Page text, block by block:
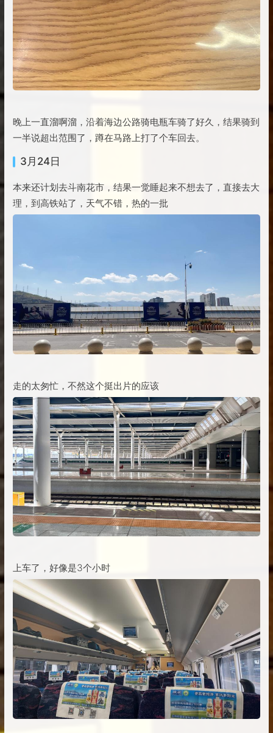
晚上一直溜啊溜，沿着海边公路骑电瓶车骑了好久，结果骑到
一半说超出范围了，蹲在马路上打了个车回去。
3月24日
本来还计划去斗南花市，结果一觉睡起来不想去了，直接去大
理，到高铁站了，天气不错，热的一批
走的太匆忙，不然这个挺出片的应该
上车了，好像是3个小时